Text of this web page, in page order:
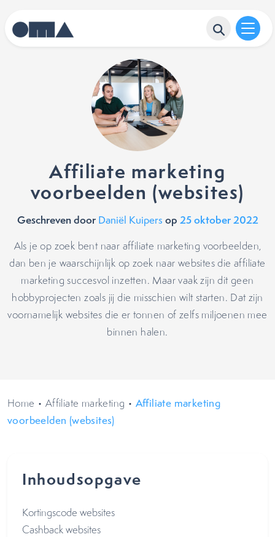
Affiliate marketing
voorbeelden (websites)
Geschreven door Daniël Kuipers op 25 oktober 2022
Als je op zoek bent naar affiliate marketing voorbeelden,
dan ben je waarschijnlijk op zoek naar websites die affiliate
marketing succesvol inzetten. Maar vaak zijn dit geen
hobbyprojecten zoals jij die misschien wilt starten. Dat zijn
voornamelijk websites die er tonnen of zelfs miljoenen mee
binnen halen.
Home • Affiliate marketing • Affiliate marketing
voorbeelden (websites)
Inhoudsopgave
Kortingscode websites
Cashback websites